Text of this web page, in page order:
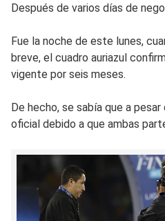
Después de varios días de
Fue la noche de este lunes,
breve, el cuadro auriazul
vigente por seis meses.
De hecho, se sabía que a
oficial debido a que ambas